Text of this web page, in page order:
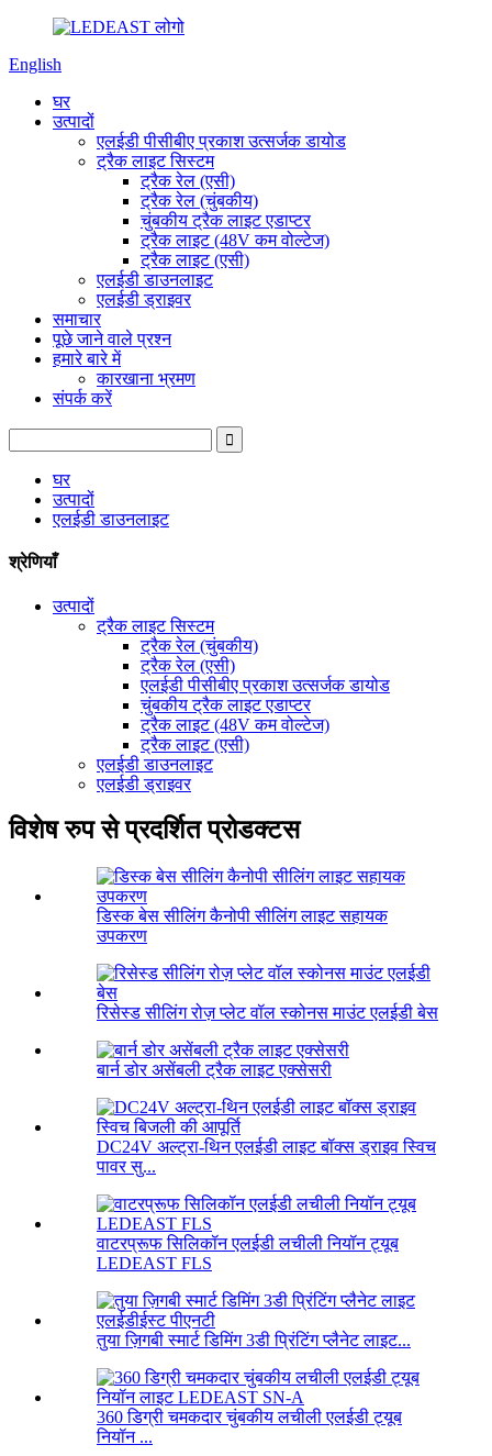
English
घर
उत्पादों
एलईडी पीसीबीए प्रकाश उत्सर्जक डायोड
ट्रैक लाइट सिस्टम
ट्रैक रेल (एसी)
ट्रैक रेल (चुंबकीय)
चुंबकीय ट्रैक लाइट एडाप्टर
ट्रैक लाइट (48V कम वोल्टेज)
ट्रैक लाइट (एसी)
एलईडी डाउनलाइट
एलईडी ड्राइवर
समाचार
पूछे जाने वाले प्रश्न
हमारे बारे में
कारखाना भ्रमण
संपर्क करें
घर
उत्पादों
एलईडी डाउनलाइट
श्रेणियाँ
उत्पादों
ट्रैक लाइट सिस्टम
ट्रैक रेल (चुंबकीय)
ट्रैक रेल (एसी)
एलईडी पीसीबीए प्रकाश उत्सर्जक डायोड
चुंबकीय ट्रैक लाइट एडाप्टर
ट्रैक लाइट (48V कम वोल्टेज)
ट्रैक लाइट (एसी)
एलईडी डाउनलाइट
एलईडी ड्राइवर
विशेष रुप से प्रदर्शित प्रोडक्टस
डिस्क बेस सीलिंग कैनोपी सीलिंग लाइट सहायक
उपकरण
रिसेस्ड सीलिंग रोज़ प्लेट वॉल स्कोनस माउंट एलईडी बेस
बार्न डोर असेंबली ट्रैक लाइट एक्सेसरी
DC24V अल्ट्रा-थिन एलईडी लाइट बॉक्स ड्राइव स्विच
पावर सु...
वाटरप्रूफ सिलिकॉन एलईडी लचीली नियॉन ट्यूब
LEDEAST FLS
तुया ज़िगबी स्मार्ट डिमिंग 3डी प्रिंटिंग प्लैनेट लाइट...
360 डिग्री चमकदार चुंबकीय लचीली एलईडी ट्यूब
नियॉन ...